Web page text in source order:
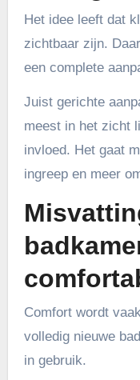
Het idee leeft dat
zichtbaar zijn.
een complete
Juist gerichte
meest in het zicht
invloed. Het gaat
ingreep en meer
Comfort wordt
volledig nieuwe
in gebruik.